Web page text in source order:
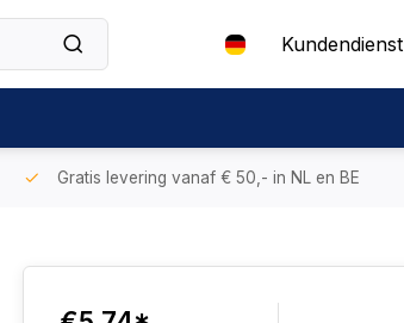
Kundendienst
Gratis levering vanaf € 50,- in NL en BE